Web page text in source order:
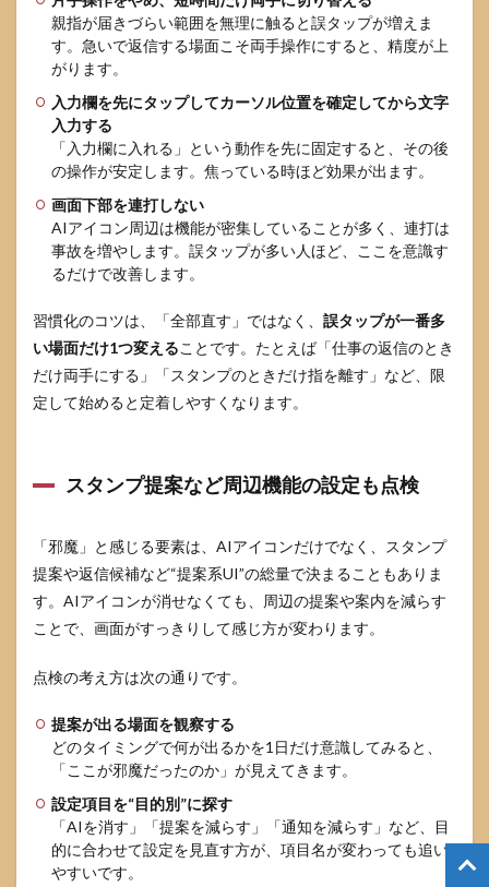
親指が届きづらい範囲を無理に触ると誤タップが増えま
す。急いで返信する場面こそ両手操作にすると、精度が上
がります。
入力欄を先にタップしてカーソル位置を確定してから文字
入力する
「入力欄に入れる」という動作を先に固定すると、その後
の操作が安定します。焦っている時ほど効果が出ます。
画面下部を連打しない
AIアイコン周辺は機能が密集していることが多く、連打は
事故を増やします。誤タップが多い人ほど、ここを意識す
るだけで改善します。
習慣化のコツは、「全部直す」ではなく、 誤タップが一番多
い場面だけ1つ変えることです。たとえば「仕事の返信のとき
だけ両手にする」「スタンプのときだけ指を離す」など、限
定して始めると定着しやすくなります。
スタンプ提案など周辺機能の設定も点検
「邪魔」と感じる要素は、AIアイコンだけでなく、スタンプ
提案や返信候補など“提案系UI”の総量で決まることもありま
す。AIアイコンが消せなくても、周辺の提案や案内を減らす
ことで、画面がすっきりして感じ方が変わります。
点検の考え方は次の通りです。
提案が出る場面を観察する
どのタイミングで何が出るかを1日だけ意識してみると、
「ここが邪魔だったのか」が見えてきます。
設定項目を“目的別”に探す
「AIを消す」「提案を減らす」「通知を減らす」など、目
的に合わせて設定を見直す方が、項目名が変わっても追い
やすいです。